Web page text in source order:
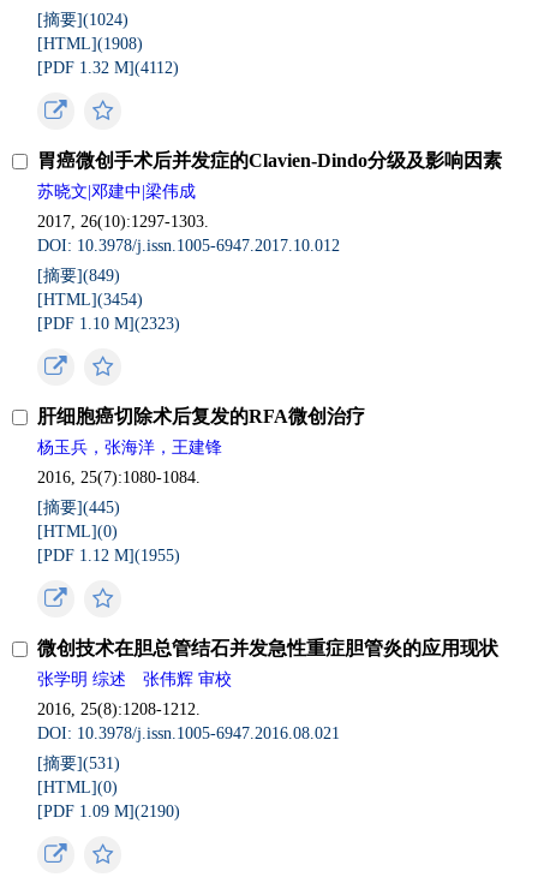
[摘要](1024)
[HTML](1908)
[PDF 1.32 M](4112)
胃癌微创手术后并发症的Clavien-Dindo分级及影响因素
苏晓文|邓建中|梁伟成
2017, 26(10):1297-1303.
DOI: 10.3978/j.issn.1005-6947.2017.10.012
[摘要](849)
[HTML](3454)
[PDF 1.10 M](2323)
肝细胞癌切除术后复发的RFA微创治疗
杨玉兵，张海洋，王建锋
2016, 25(7):1080-1084.
[摘要](445)
[HTML](0)
[PDF 1.12 M](1955)
微创技术在胆总管结石并发急性重症胆管炎的应用现状
张学明 综述 张伟辉 审校
2016, 25(8):1208-1212.
DOI: 10.3978/j.issn.1005-6947.2016.08.021
[摘要](531)
[HTML](0)
[PDF 1.09 M](2190)